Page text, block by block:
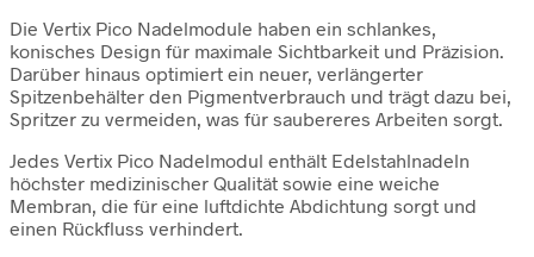
Die Vertix Pico Nadelmodule haben ein schlankes,
konisches Design für maximale Sichtbarkeit und Präzision.
Darüber hinaus optimiert ein neuer, verlängerter
Spitzenbehälter den Pigmentverbrauch und trägt dazu bei,
Spritzer zu vermeiden, was für saubereres Arbeiten sorgt.
Jedes Vertix Pico Nadelmodul enthält Edelstahlnadeln
höchster medizinischer Qualität sowie eine weiche
Membran, die für eine luftdichte Abdichtung sorgt und
einen Rückfluss verhindert.